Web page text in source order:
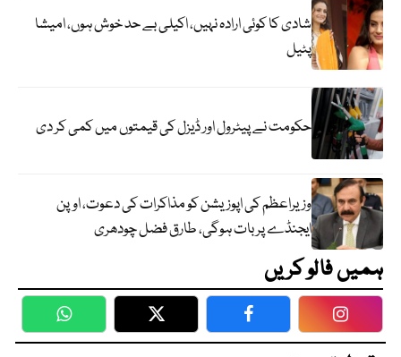
شادی کا کوئی ارادہ نہیں، اکیلی بے حد خوش ہوں، امیشا
پٹیل
حکومت نے پیٹرول اور ڈیزل کی قیمتوں میں کمی کر دی
وزیراعظم کی اپوزیشن کو مذاکرات کی دعوت، اوپن
ایجنڈے پر بات ہوگی، طارق فضل چودھری
ہمیں فالو کریں
WhatsApp Twitter Facebook